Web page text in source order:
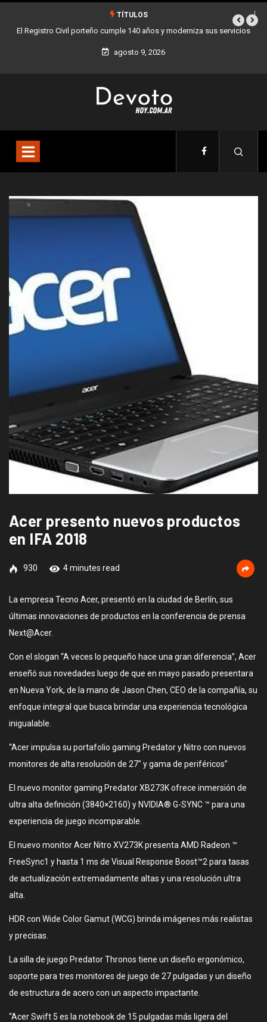
TÍTULOS
Buenos Aires sumó 12 nuevos Bares Notables y ya son 90 en toda
la Ciudad
agosto 9, 2026
Acer presento nuevos productos
en IFA 2018
930 4 minutes read
La empresa Tecno Acer, presentó en la ciudad de Berlín, sus
últimas innovaciones de productos en la conferencia de prensa
Next@Acer.
Con el slogan “A veces lo pequeño hace una gran diferencia”, Acer
enseñó sus novedades luego de que en mayo pasado presentara
en Nueva York, de la mano de Jason Chen, CEO de la compañía, su
enfoque integral que busca brindar una experiencia tecnológica
inigualable.
“Acer impulsa su portafolio gaming Predator y Nitro con nuevos
monitores de alta resolución de 27″ y gama de periféricos”
El nuevo monitor gaming Predator XB273K ofrece inmersión de
ultra alta definición (3840×2160) y NVIDIA® G-SYNC ™ para una
experiencia de juego incomparable.
El nuevo monitor Acer Nitro XV273K presenta AMD Radeon ™
FreeSync1 y hasta 1 ms de Visual Response Boost™2 para tasas
de actualización extremadamente altas y una resolución ultra
alta.
HDR con Wide Color Gamut (WCG) brinda imágenes más realistas
y precisas.
La silla de juego Predator Thronos tiene un diseño ergonómico,
soporte para tres monitores de juego de 27 pulgadas y un diseño
de estructura de acero con un aspecto impactante.
“Acer Swift 5 es la notebook de 15 pulgadas más ligera del